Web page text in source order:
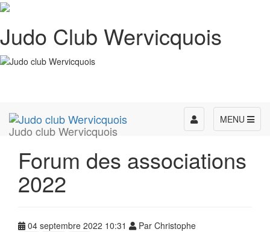
Judo Club Wervicquois
Judo club Wervicquois
MENU
Toggle
navigation
Forum des associations
2022
04 septembre 2022 10:31 Par Christophe